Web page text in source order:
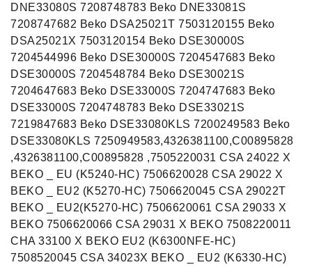
DNE33080S 7208748783 Beko DNE33081S
7208747682 Beko DSA25021T 7503120155 Beko
DSA25021X 7503120154 Beko DSE30000S
7204544996 Beko DSE30000S 7204547683 Beko
DSE30000S 7204548784 Beko DSE30021S
7204647683 Beko DSE33000S 7204747683 Beko
DSE33000S 7204748783 Beko DSE33021S
7219847683 Beko DSE33080KLS 7200249583 Beko
DSE33080KLS 7250949583,4326381100,C00895828
,4326381100,C00895828 ,7505220031 CSA 24022 X
BEKO _ EU (K5240-HC) 7506620028 CSA 29022 X
BEKO _ EU2 (K5270-HC) 7506620045 CSA 29022T
BEKO _ EU2(K5270-HC) 7506620061 CSA 29033 X
BEKO 7506620066 CSA 29031 X BEKO 7508220011
CHA 33100 X BEKO EU2 (K6300NFE-HC)
7508520045 CSA 34023X BEKO _ EU2 (K6330-HC)